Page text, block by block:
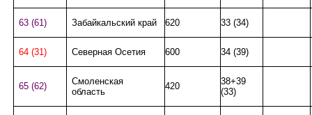
63 (61) Забайкальский край 620 33 (34)
64 (31) Северная Осетия 600 34 (39)
65 (62)
Смоленская
область
420
38+39
(33)